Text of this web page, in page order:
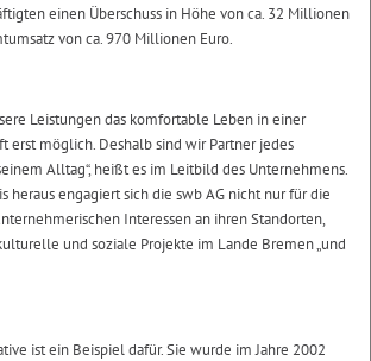
einen Überschuss in Höhe von ca. 32 Millionen
von ca. 970 Millionen Euro.
Leistungen das komfortable Leben in einer
erst möglich. Deshalb sind wir Partner jedes
Alltag“, heißt es im Leitbild des Unternehmens.
heraus engagiert sich die swb AG nicht nur für die
Interessen an ihren Standorten,
und soziale Projekte im Lande Bremen „und
ist ein Beispiel dafür. Sie wurde im Jahre 2002